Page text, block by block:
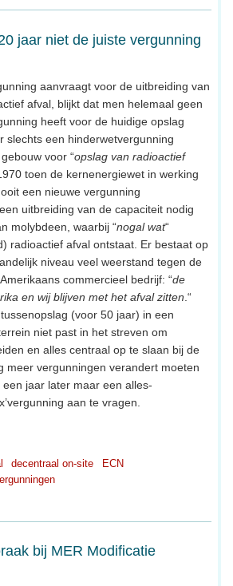
jaar niet de juiste vergunning
aanvraagt voor de uitbreiding van
afval, blijkt dat men helemaal geen
heeft voor de huidige opslag
slechts een hinderwetvergunning
voor “opslag van radioactief
toen de kernenergiewet in werking
een nieuwe vergunning
uitbreiding van de capaciteit nodig
molybdeen, waarbij “nogal wat“
radioactief afval ontstaat. Er bestaat op
niveau veel weerstand tegen de
commercieel bedrijf: “de
en wij blijven met het afval zitten .“
(voor 50 jaar) in een
niet past in het streven om
en alles centraal op te slaan bij de
meer vergunningen verandert moeten
jaar later maar een alles-
aan te vragen.
decentraal on-site
ECN
bij MER Modificatie